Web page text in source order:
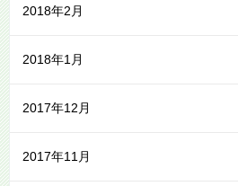
2018年2月
2018年1月
2017年12月
2017年11月